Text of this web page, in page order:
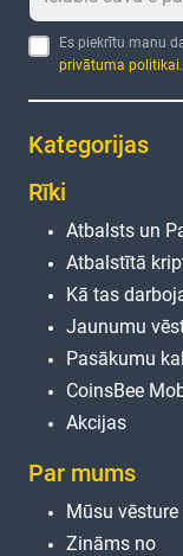
Es piekrītu manu
privātuma politikai.
Kategorijas
Rīki
Atbalsts un
Atbalstītā
Kā tas
Jaunumu
Pasākumu
CoinsBee
Akcijas
Par mums
Mūsu vēsture
Zināms no